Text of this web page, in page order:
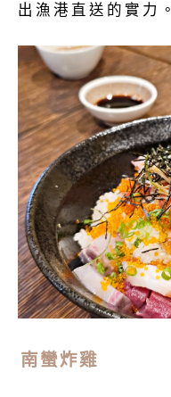
出漁港直送的實力。
南蠻炸雞